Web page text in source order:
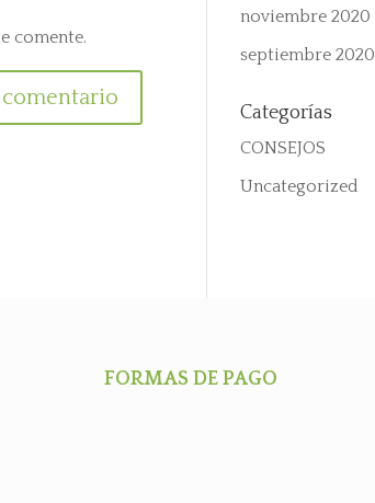
comente.
noviembre 2020
septiembre 2020
Categorías
CONSEJOS
Uncategorized
FORMAS DE PAGO